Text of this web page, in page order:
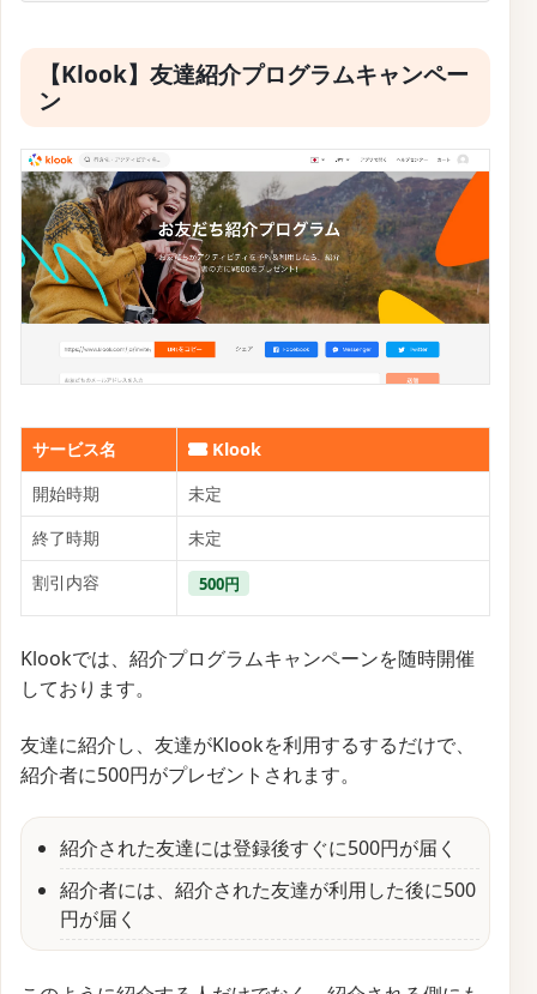
【Klook】友達紹介プログラムキャンペー
ン
サービス名
Klook
開始時期
未定
終了時期
未定
割引内容
500円
Klookでは、紹介プログラムキャンペーンを随時開催
しております。
友達に紹介し、友達がKlookを利用するするだけで、
紹介者に500円がプレゼントされます。
紹介された友達には登録後すぐに500円が届く
紹介者には、紹介された友達が利用した後に500
円が届く